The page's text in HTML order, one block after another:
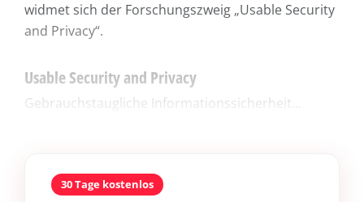
widmet sich der Forschungszweig „Usable Security
and Privacy“.
Usable Security and Privacy
Gebrauchstaugliche Informationssicherheit...
30 Tage kostenlos